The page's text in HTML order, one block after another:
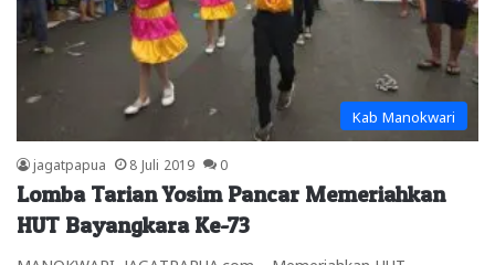
Kab Manokwari
jagatpapua 8 Juli 2019 0
Lomba Tarian Yosim Pancar Memeriahkan
HUT Bayangkara Ke-73